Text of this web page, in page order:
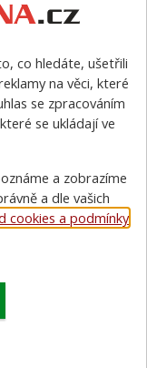
co hledáte, ušetřili
na věci, které
se zpracováním
se ukládají ve
a zobrazíme
a dle vašich
cookies a podmínky